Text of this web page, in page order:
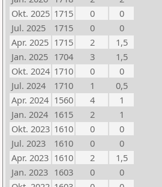
Okt. 2025 1715 0
0
Jul. 2025
1715 0
0
Apr. 2025 1715 2
1,5
Jan. 2025 1704 3
1,5
Okt. 2024 1710 0
0
Jul. 2024
1710 1
0,5
Apr. 2024 1560 4
1
Jan. 2024 1615 2
1
Okt. 2023 1610 0
0
Jul. 2023
1610 0
0
Apr. 2023 1610 2
1,5
Jan. 2023 1603 0
0